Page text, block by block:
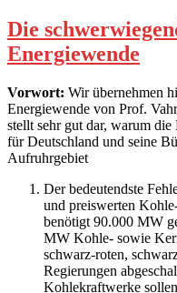
Wasserkraft?“
Die
Energiewende
Vorwort: Wir übernehmen
Energiewende von Prof.
stellt sehr gut dar, warum
für Deutschland und seine
Aufruhrgebiet
Der bedeutendste
und preiswerten
benötigt 90.000 MW
MW Kohle- sowie
schwarz-roten,
Regierungen
Kohlekraftwerke